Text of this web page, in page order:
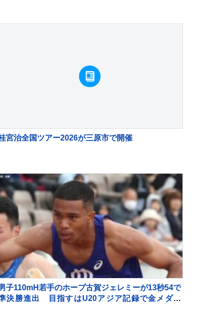
宮治全国ツアー2026が三原市で開催
子110mH若手のホープ古賀ジェレミーが13秒54で
決勝進出 目指すはU20アジア記録で金メダル